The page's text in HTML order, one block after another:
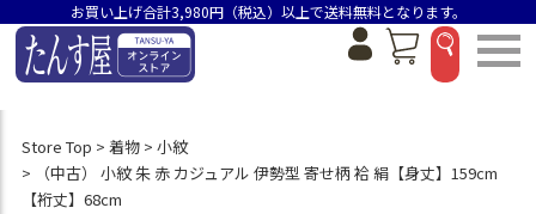
お買い上げ合計3,980円（税込）以上で送料無料となります。
Store Top 着物
小紋
（中古） 小紋 朱 赤 カジュアル 伊勢型 寄せ柄 袷 絹【身丈】159cm
【裄丈】68cm